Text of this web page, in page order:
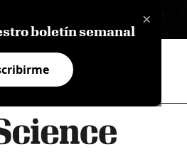
×
boletín semanal